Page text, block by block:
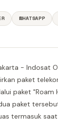
WHATSAPP
- Indosat
paket
paket "Roam
paket
termasuk